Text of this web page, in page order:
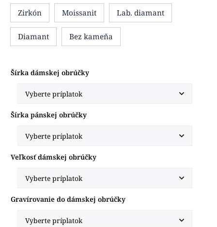
Zirkón
Moissanit Lab. diamant
Diamant Bez kameňa
Šírka dámskej obrúčky
Šírka pánskej obrúčky
Veľkosť dámskej obrúčky
Gravírovanie do dámskej obrúčky